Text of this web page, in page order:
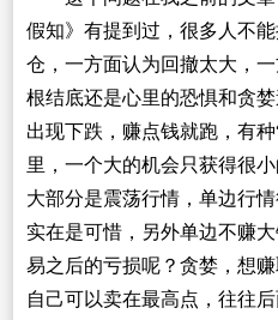
假知》有提到过，很多人不
仓，一方面认为回撤太大，
根结底还是心里的恐惧和贪
出现下跌，赚点钱就跑，有
里，一个大的机会只获得很
大部分是震荡行情，单边行
实在是可惜，另外单边不赚
易之后的亏损呢？贪婪，想
自己可以卖在最高点，往往